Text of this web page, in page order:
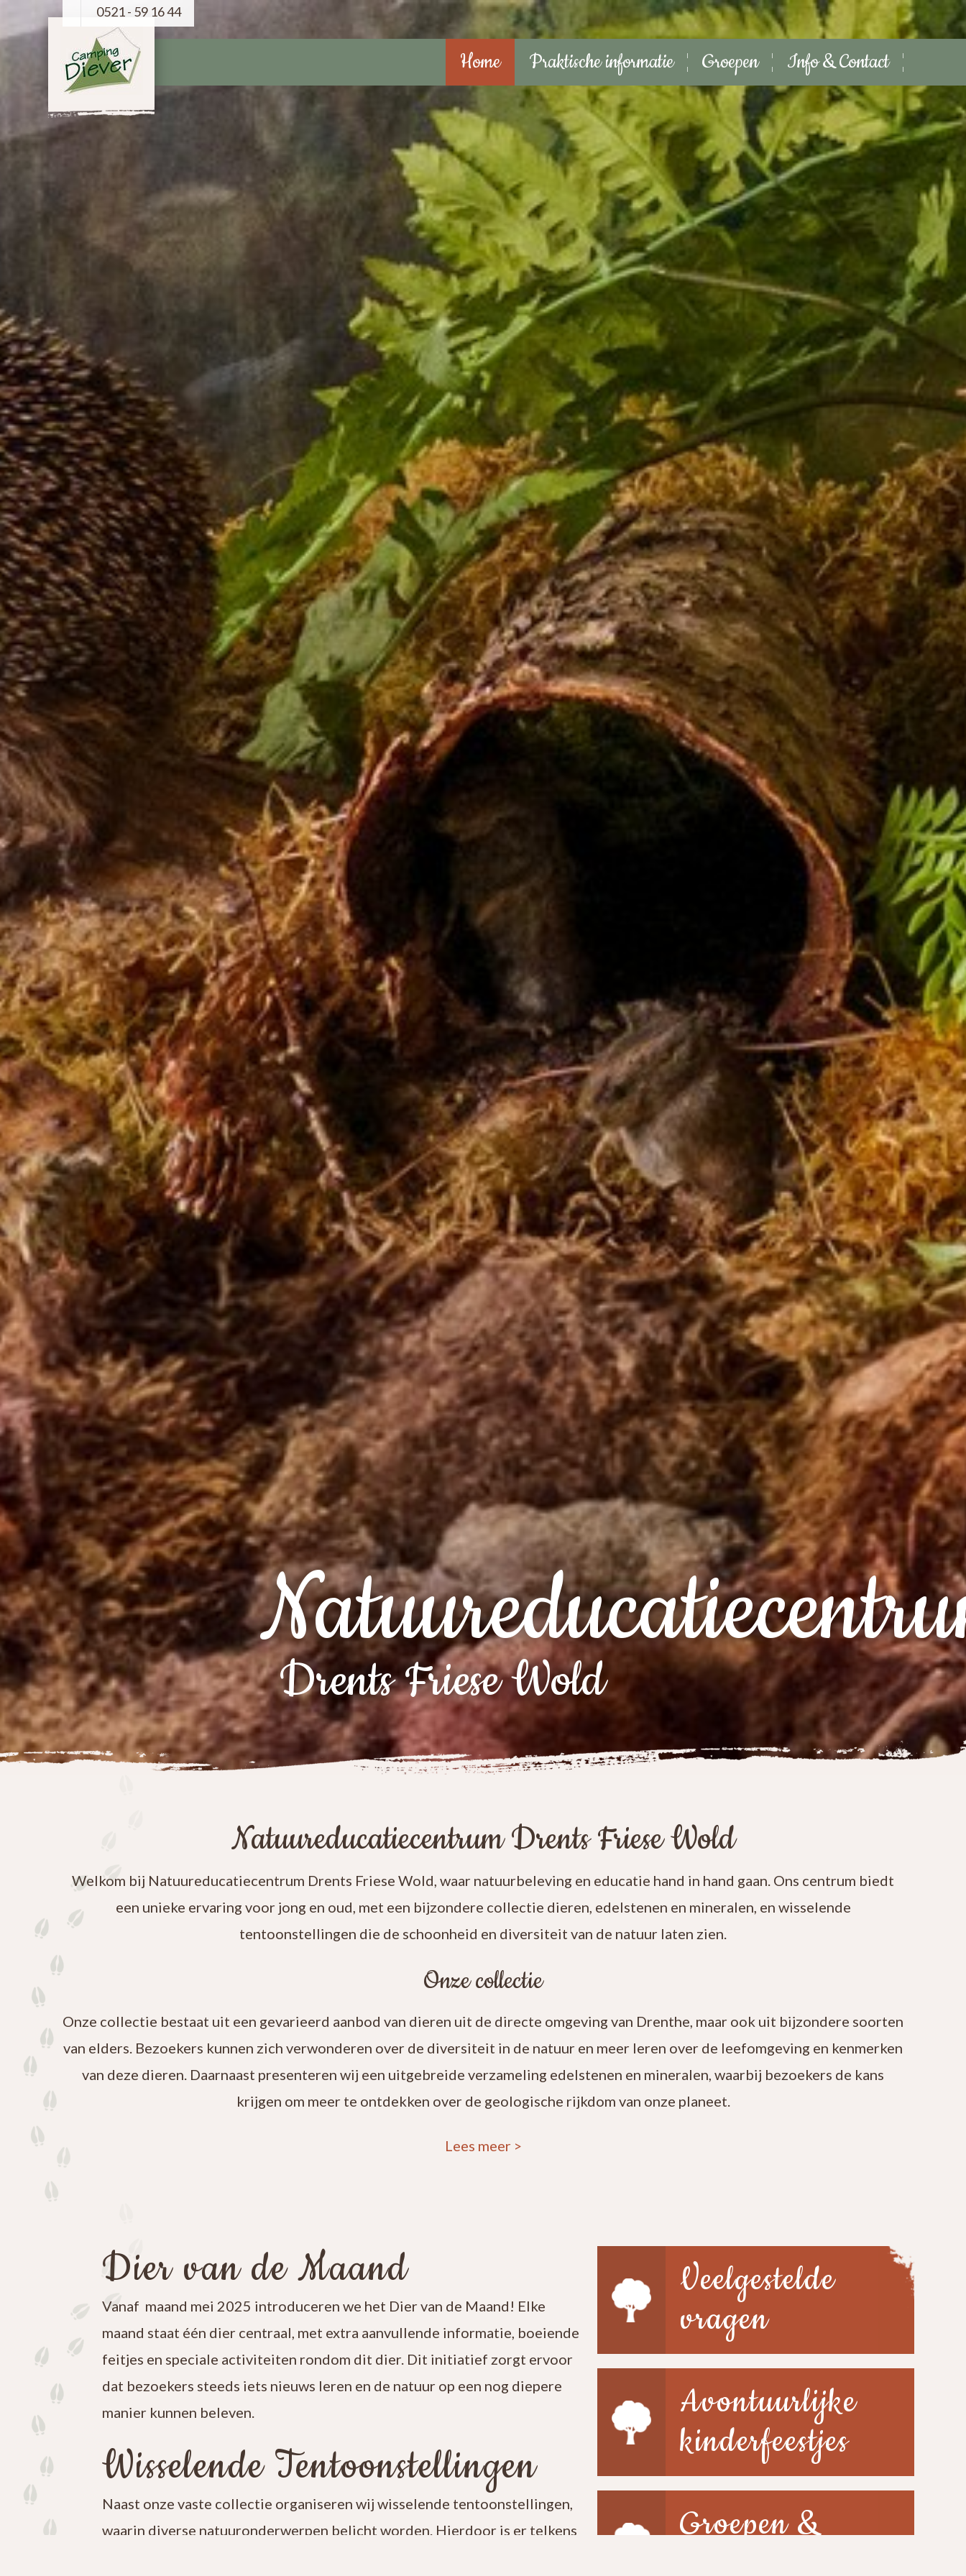
0521 - 59 16 44
Home Praktische informatie Groepen Info & Contact
Drents Friese Wold
Natuureducatiecentrum Drents Friese Wold
Welkom bij Natuureducatiecentrum Drents Friese Wold, waar natuurbeleving en educatie hand in hand gaan. Ons centrum biedt
een unieke ervaring voor jong en oud, met een bijzondere collectie dieren, edelstenen en mineralen, en wisselende
tentoonstellingen die de schoonheid en diversiteit van de natuur laten zien.
Onze collectie
Onze collectie bestaat uit een gevarieerd aanbod van dieren uit de directe omgeving van Drenthe, maar ook uit bijzondere soorten
van elders. Bezoekers kunnen zich verwonderen over de diversiteit in de natuur en meer leren over de leefomgeving en kenmerken
van deze dieren. Daarnaast presenteren wij een uitgebreide verzameling edelstenen en mineralen, waarbij bezoekers de kans
krijgen om meer te ontdekken over de geologische rijkdom van onze planeet.
Lees meer >
Dier van de Maand
Vanaf maand mei 2025 introduceren we het Dier van de Maand! Elke
maand staat één dier centraal, met extra aanvullende informatie, boeiende
feitjes en speciale activiteiten rondom dit dier. Dit initiatief zorgt ervoor
dat bezoekers steeds iets nieuws leren en de natuur op een nog diepere
manier kunnen beleven.
Wisselende Tentoonstellingen
Naast onze vaste collectie organiseren wij wisselende tentoonstellingen,
waarin diverse natuuronderwerpen belicht worden. Hierdoor is er telkens
Veelgestelde
vragen
Avontuurlijke
kinderfeestjes
Groepen &